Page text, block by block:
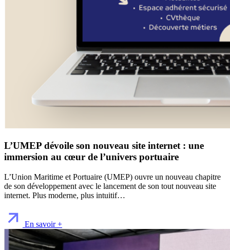
L’UMEP dévoile son nouveau site internet : une
immersion au cœur de l’univers portuaire
L’Union Maritime et Portuaire (UMEP) ouvre un nouveau chapitre
de son développement avec le lancement de son tout nouveau site
internet. Plus moderne, plus intuitif…
En savoir +